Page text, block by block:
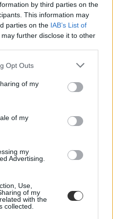
by third parties on the
This information may
parties on the IAB’s List of
may further disclose it to other
Opt Outs
of my
of my
my
Advertising.
Use,
of my
with the
collected.